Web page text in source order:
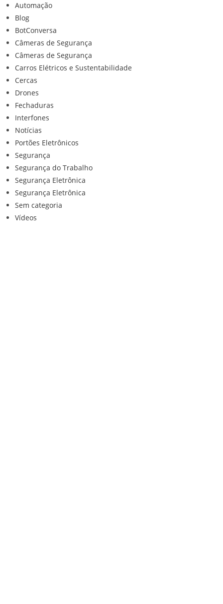
Automação
Blog
BotConversa
Câmeras de Segurança
Câmeras de Segurança
Carros Elétricos e Sustentabilidade
Cercas
Drones
Fechaduras
Interfones
Notícias
Portões Eletrônicos
Segurança
Segurança do Trabalho
Segurança Eletrônica
Segurança Eletrônica
Sem categoria
Vídeos